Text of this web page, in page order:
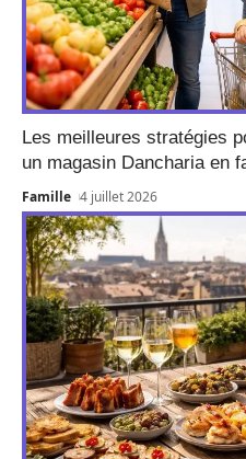
Les meilleures stratégies
un magasin Dancharia en
Famille 4 juillet 2026